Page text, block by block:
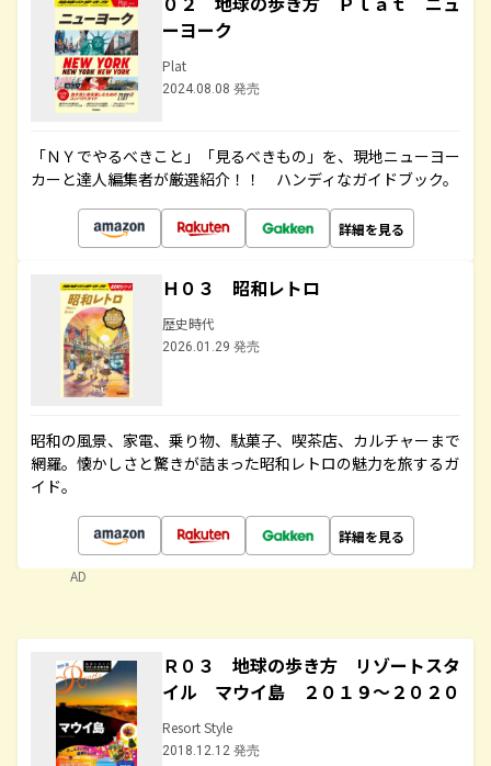
ーヨーク
Plat
2024.08.08 発売
「ＮＹでやるべきこと」「見るべきもの」を、現地ニューヨー
カーと達人編集者が厳選紹介！！ ハンディなガイドブック。
詳細を見る
Ｈ０３ 昭和レトロ
歴史時代
2026.01.29 発売
昭和の風景、家電、乗り物、駄菓子、喫茶店、カルチャーまで
網羅。懐かしさと驚きが詰まった昭和レトロの魅力を旅するガ
イド。
詳細を見る
AD
Ｒ０３ 地球の歩き方 リゾートスタ
イル マウイ島 ２０１９～２０２０
Resort Style
2018.12.12 発売